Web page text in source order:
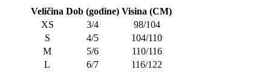
Veličina Dob (godine) Visina (CM)
XS
3/4
98/104
S
4/5
104/110
M
5/6
110/116
L
6/7
116/122